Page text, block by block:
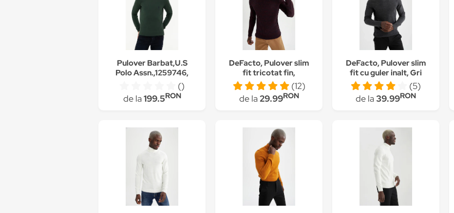
Pulover Barbat,U.S
Polo Assn.,1259746,
()
de la199.5RON
DeFacto, Pulover slim
fit tricotat fin,
Bordeaux/Bleumarin
inchis
(12)
de la29.99RON
DeFacto, Pulover slim
fit cu guler inalt, Gri
antracit
(5)
de la39.99RON